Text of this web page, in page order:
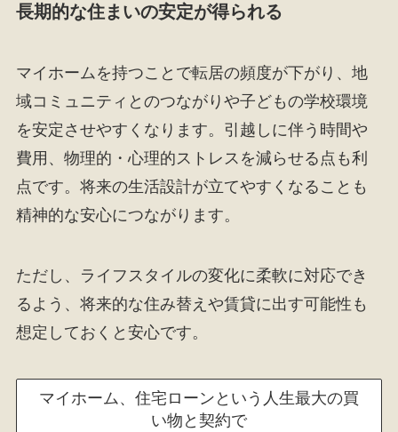
長期的な住まいの安定が得られる
マイホームを持つことで転居の頻度が下がり、地
域コミュニティとのつながりや子どもの学校環境
を安定させやすくなります。引越しに伴う時間や
費用、物理的・心理的ストレスを減らせる点も利
点です。将来の生活設計が立てやすくなることも
精神的な安心につながります。
ただし、ライフスタイルの変化に柔軟に対応でき
るよう、将来的な住み替えや賃貸に出す可能性も
想定しておくと安心です。
マイホーム、住宅ローンという人生最大の買
い物と契約で